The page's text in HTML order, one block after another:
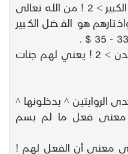
ثم قال ! 2 < ذلك هو الفضل الكبير > 2 ! من الله تعالى
هو الفضل الكبير
ثم قال عز وجل ! 2 < جنات عدن > 2 ! يعني لهم جنات
الروايتين ^ يدخلونها ^
معنى فعل ما لم يسم
معنى أن الفعل لهم !